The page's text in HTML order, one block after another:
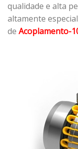
qualidade e alta
altamente
de Acoplamento-